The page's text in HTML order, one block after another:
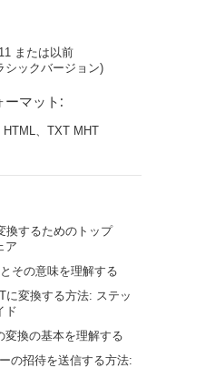
または以前
シックバージョン)
ーマット:
、TXT MHT
換するためのトップ
ア
その意味を理解する
に変換する方法: ステッ
ド
変換の基本を理解する
の招待を送信する方法: